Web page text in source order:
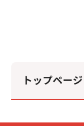
トップページ